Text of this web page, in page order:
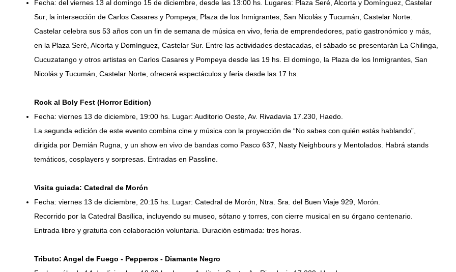
Fecha: del viernes 13 al domingo 15 de diciembre, desde las 13:00 hs. Lugares: Plaza Seré, Alcorta y Domínguez, Castelar
Sur; la intersección de Carlos Casares y Pompeya; Plaza de los Inmigrantes, San Nicolás y Tucumán, Castelar Norte.
Castelar celebra sus 53 años con un fin de semana de música en vivo, feria de emprendedores, patio gastronómico y más,
en la Plaza Seré, Alcorta y Domínguez, Castelar Sur. Entre las actividades destacadas, el sábado se presentarán La Chilinga,
Cucuzatango y otros artistas en Carlos Casares y Pompeya desde las 19 hs. El domingo, la Plaza de los Inmigrantes, San
Nicolás y Tucumán, Castelar Norte, ofrecerá espectáculos y feria desde las 17 hs.
Rock al Boly Fest (Horror Edition)
Fecha: viernes 13 de diciembre, 19:00 hs. Lugar: Auditorio Oeste, Av. Rivadavia 17.230, Haedo.
La segunda edición de este evento combina cine y música con la proyección de “No sabes con quién estás hablando”,
dirigida por Demián Rugna, y un show en vivo de bandas como Pasco 637, Nasty Neighbours y Mentolados. Habrá stands
temáticos, cosplayers y sorpresas. Entradas en Passline.
Visita guiada: Catedral de Morón
Fecha: viernes 13 de diciembre, 20:15 hs. Lugar: Catedral de Morón, Ntra. Sra. del Buen Viaje 929, Morón.
Recorrido por la Catedral Basílica, incluyendo su museo, sótano y torres, con cierre musical en su órgano centenario.
Entrada libre y gratuita con colaboración voluntaria. Duración estimada: tres horas.
Tributo: Angel de Fuego - Pepperos - Diamante Negro